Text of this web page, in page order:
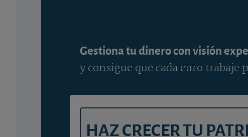
Gestiona tu dinero con visión
y consigue que cada euro trabaje
HAZ CRECER TU